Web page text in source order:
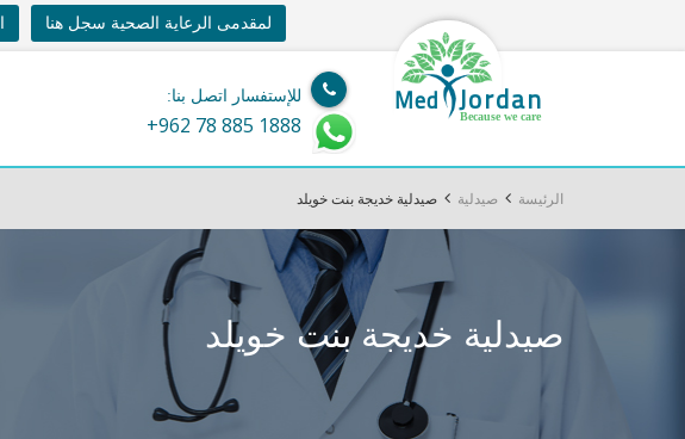
لمقدمى الرعاية الصحية سجل هنا
Med Jordan
Because we care
للإستفسار اتصل بنا:
+962 78 885 1888
الرئيسة صيدلية صيدلية خديجة بنت خويلد
صيدلية خديجة بنت خويلد